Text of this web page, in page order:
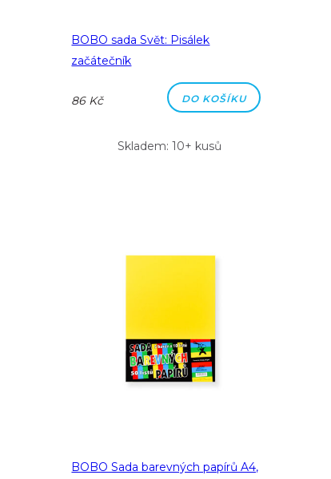
BOBO sada Svět: Pisálek
začátečník
86 Kč DO KOŠÍKU
Skladem: 10+ kusů
BOBO Sada barevných papírů A4,